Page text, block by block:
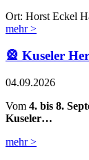
Ort: Horst Eckel
mehr >
🎡 Kuseler
04.09.2026
Vom 4. bis 8.
Kuseler…
mehr >